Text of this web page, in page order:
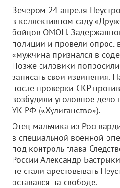
Вечером 24 апреля
в коллективном саду
бойцов ОМОН.
полиции и провели опрос,
«мужчина признался в
Позже силовики
записать свои извинения.
после проверки СКР
возбудили уголовное дело
УК РФ («Хулиганство»).
Отец мальчика из
в специальной военной
под контроль глава
России Александр
не стали арестовывать
оставался на свободе.